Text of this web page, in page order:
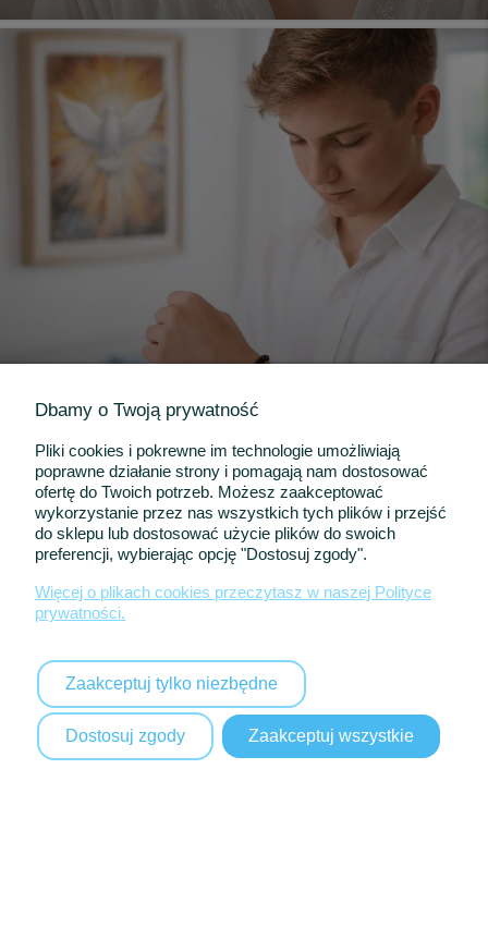
BIERZMOWANIE
ZOBACZ PROPOZYCJE
Dbamy o Twoją prywatność
Pliki cookies i pokrewne im technologie umożliwiają
poprawne działanie strony i pomagają nam dostosować
ofertę do Twoich potrzeb. Możesz zaakceptować
wykorzystanie przez nas wszystkich tych plików i przejść
do sklepu lub dostosować użycie plików do swoich
preferencji, wybierając opcję "Dostosuj zgody".
Więcej o plikach cookies przeczytasz w naszej Polityce
prywatności.
Zaakceptuj tylko niezbędne
Dostosuj zgody Zaakceptuj wszystkie